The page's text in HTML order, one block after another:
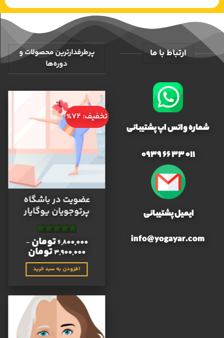
ارتباط با ما
شماره واتس اپ پشتیبانی
ایمیل پشتیبانی
info@yogayar.com
پرطرفدارترین محصولات و
دوره‌ها
تخفیف: 72%
عضویت در باشگاه
پرتوجویان یوگایار
نمره4.91
از 5
6,800,000تومان–
3,900,000تومان
افزودن به سبد خرید